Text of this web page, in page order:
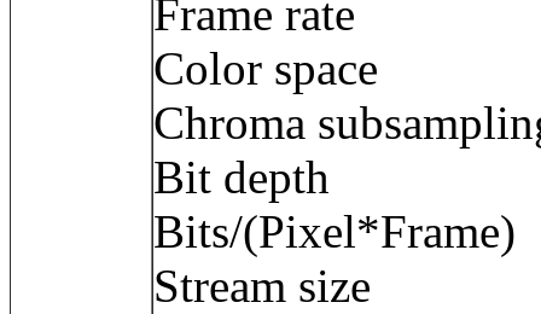
Frame rate :
Color
Chroma
Bit depth :
Bits/
Stream size :